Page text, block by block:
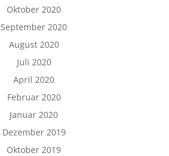
Oktober 2020
September 2020
August 2020
Juli 2020
April 2020
Februar 2020
Januar 2020
Dezember 2019
Oktober 2019